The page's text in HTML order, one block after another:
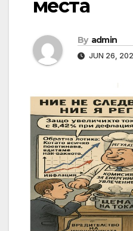
места
By admin
JUN 26,